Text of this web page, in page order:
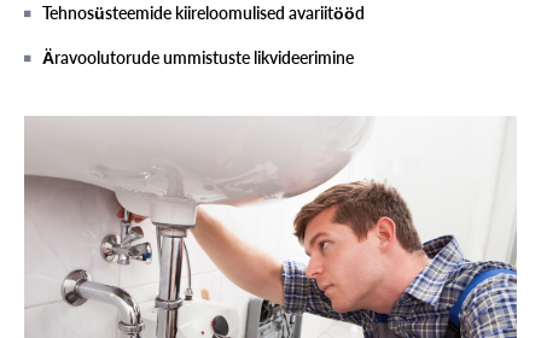
Tehnosüsteemide kiireloomulised avariitööd
Äravoolutorude ummistuste likvideerimine